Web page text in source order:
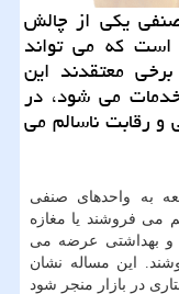
یکی از چالش
است که می تواند
معتقدند این
می شود، در
و رقابت ناسالم می
به واحدهای صنفی
می فروشند یا مغازه
و بهداشتی عرضه می
این مساله نشان
در بازار منجر شود